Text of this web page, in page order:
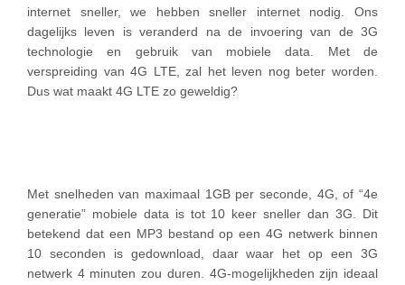
internet sneller, we hebben sneller internet nodig. Ons
dagelijks leven is veranderd na de invoering van de 3G
technologie en gebruik van mobiele data. Met de
verspreiding van 4G LTE, zal het leven nog beter worden.
Dus wat maakt 4G LTE zo geweldig?
Met snelheden van maximaal 1GB per seconde, 4G, of “4e
generatie” mobiele data is tot 10 keer sneller dan 3G. Dit
betekend dat een MP3 bestand op een 4G netwerk binnen
10 seconden is gedownload, daar waar het op een 3G
netwerk 4 minuten zou duren. 4G-mogelijkheden zijn ideaal